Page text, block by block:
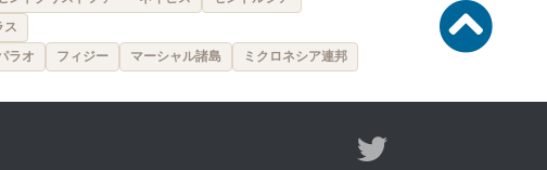
ス
ラオ フィジー マーシャル諸島 ミクロネシア連邦